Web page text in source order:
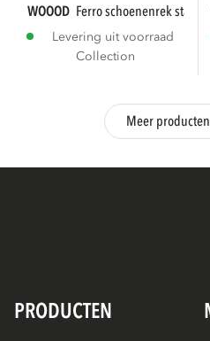
WOOOD ferro schoenenrek
Levering uit voorraad
Collection
Meer
PRODUCTEN